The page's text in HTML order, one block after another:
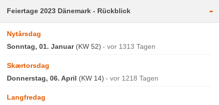
Feiertage 2023 Dänemark - Rückblick -
Nytårsdag
Sonntag, 01. Januar(KW 52) vor 1313 Tagen
Skærtorsdag
Donnerstag, 06. April (KW 14) vor 1218 Tagen
Langfredag